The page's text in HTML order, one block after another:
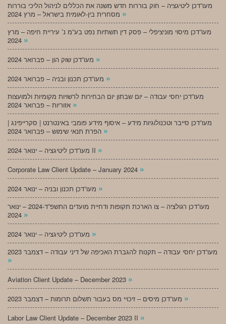
מעו”דכן ליטיגציה – חוק בוררות חדש משנה את הכללים לניהול הליכי בוררות
»
מעו”דכן מיסוי מוניציפלי – פסק דין תשתיות נפט בע”מ נ’ עיריית חיפה – מרץ
»
»
»
מעו”דכן יחסי עבודה – יום שבתון יום הבחירות לרשויות מקומיות ולמועצות
»
מעו”דכן סייבר וטכנולוגיות מידע – איסוף מידע פומבי באינטרנט | סקרייפינג |
»
מעו”דכן ליטיגציה – ינואר 2024 II »
Corporate Law Client Update – January 2024 »
»
מעו”דכן רגולציה – צו הארכת תקופות ודחיית מועדים התשפ”ד-2024 – ינואר
»
»
מעו”דכן יחסי עבודה – תקנות להגברת האכיפה של דיני עבודה – דצמבר 2023
»
Aviation Client Update – December 2023 »
»
Labor Law Client Update – December 2023 II »